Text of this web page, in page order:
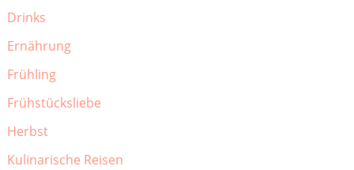
Drinks
Ernährung
Frühling
Frühstücksliebe
Herbst
Kulinarische Reisen